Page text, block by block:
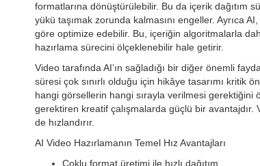
formatlarına dönüştürülebilir. Bu da içerik dağıtım
yükü taşımak zorunda kalmasını engeller. Ayrıca
göre optimize edebilir. Bu, içeriğin algoritmalarla
hazırlama sürecini ölçeklenebilir hale getirir.
Video tarafında AI’ın sağladığı bir diğer önemli
süresi çok sınırlı olduğu için hikâye tasarımı kritik
hangi görsellerin hangi sırayla verilmesi gerektiğini
gerektiren kreatif çalışmalarda güçlü bir avantajdır.
de hızlandırır.
AI Video Hazırlamanın Temel Hız Avantajları
Çoklu format üretimi ile hızlı dağıtım